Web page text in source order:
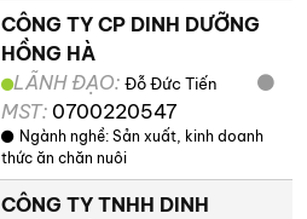
CÔNG TY CP DINH DƯỠNG
HỒNG HÀ
LÃNH ĐẠO: Đỗ Đức Tiến
MST: 0700220547
Ngành nghề: Sản xuất, kinh doanh
thức ăn chăn nuôi
CÔNG TY TNHH DINH